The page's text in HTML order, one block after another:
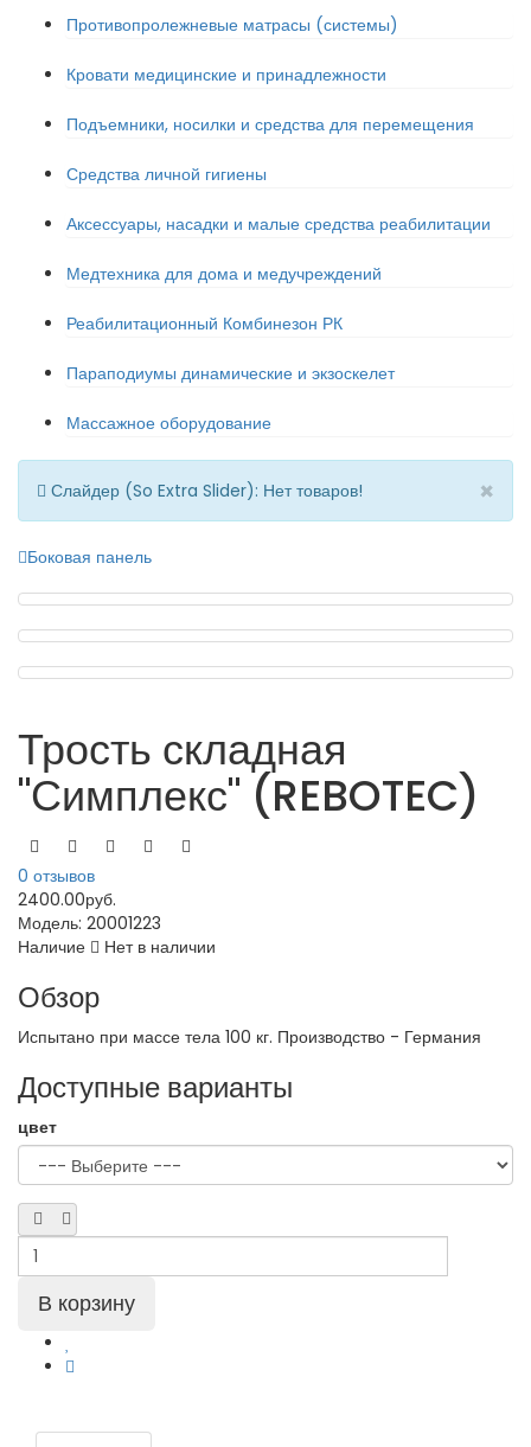
Противопролежневые матрасы (системы)
Кровати медицинские и принадлежности
Подъемники, носилки и средства для перемещения
Средства личной гигиены
Аксессуары, насадки и малые средства реабилитации
Медтехника для дома и медучреждений
Реабилитационный Комбинезон РК
Параподиумы динамические и экзоскелет
Массажное оборудование
Слайдер (So Extra Slider): Нет товаров! ×
Боковая панель
Трость складная
"Симплекс" (REBOTEC)
0 отзывов
2400.00руб.
Модель: 20001223
Наличие
Нет в наличии
Обзор
Испытано при массе тела 100 кг. Производство - Германия
Доступные варианты
цвет